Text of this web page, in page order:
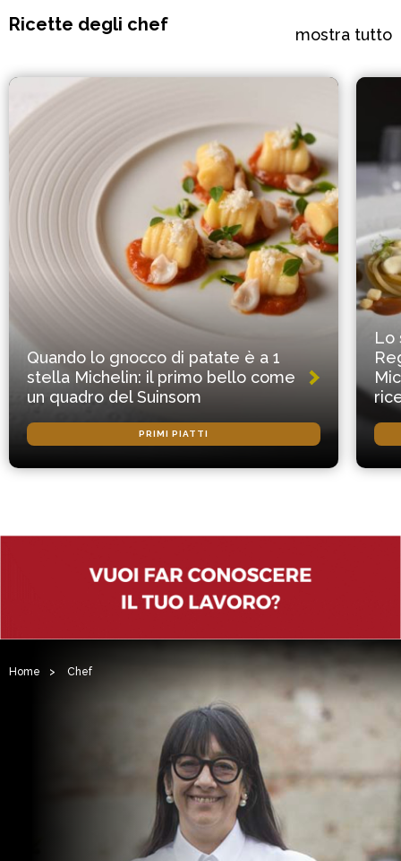
Ricette degli chef mostra tutto
Quando lo gnocco di patate è a 1
stella Michelin: il primo bello come
un quadro del Suinsom
PRIMI PIATTI
Lo
Home > Chef